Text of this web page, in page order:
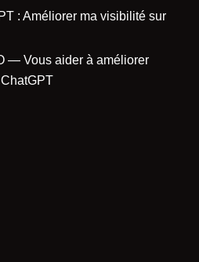
: Améliorer ma visibilité sur
— Vous aider à améliorer